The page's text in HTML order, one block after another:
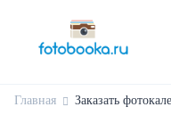
Главная Заказать